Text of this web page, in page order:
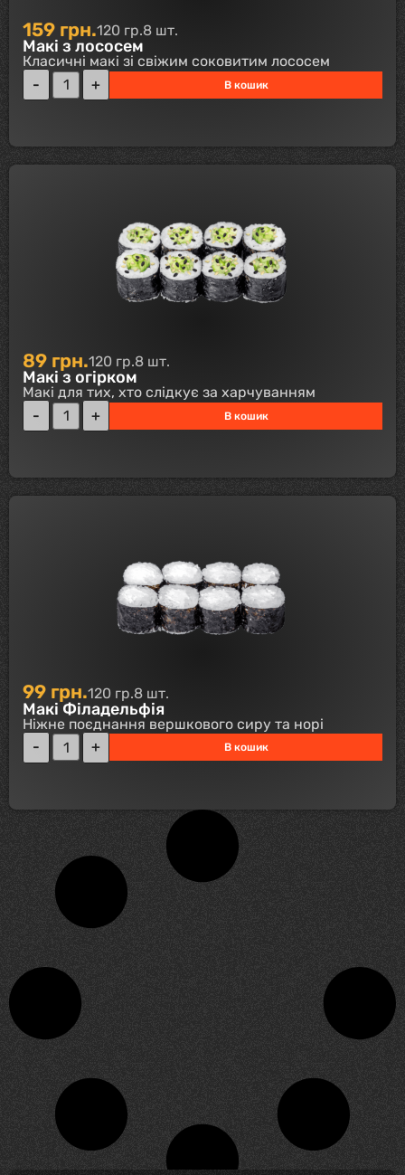
159 грн.120 гр.8 шт.
Макі з лососем
Класичні макі зі свіжим соковитим лососем
В кошик
89 грн.120 гр.8 шт.
Макі з огірком
Макі для тих, хто слідкує за харчуванням
В кошик
99 грн.120 гр.8 шт.
Макі Філадельфія
Ніжне поєднання вершкового сиру та норі
В кошик